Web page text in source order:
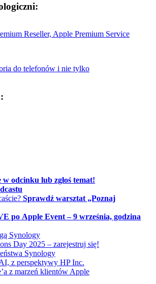
Reseller, Apple Premium Service
do telefonów i nie tylko
odcinku lub zgłoś temat!
Sprawdź warsztat „Poznaj
po Apple Event – 9 września, godzina
Synology
Day 2025 – zarejestruj się!
Synology
z perspektywy HP Inc.
z marzeń klientów Apple